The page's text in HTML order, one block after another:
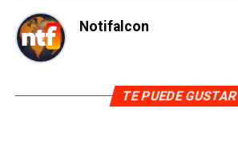
Notifalcon
TE PUEDE GUSTAR